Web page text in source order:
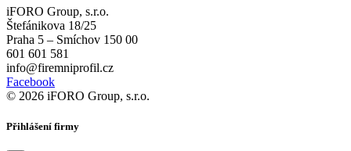
iFORO Group, s.r.o.
Štefánikova 18/25
Praha 5 – Smíchov 150 00
601 601 581
info@firemniprofil.cz
Facebook
© 2026 iFORO Group, s.r.o.
Přihlášení firmy